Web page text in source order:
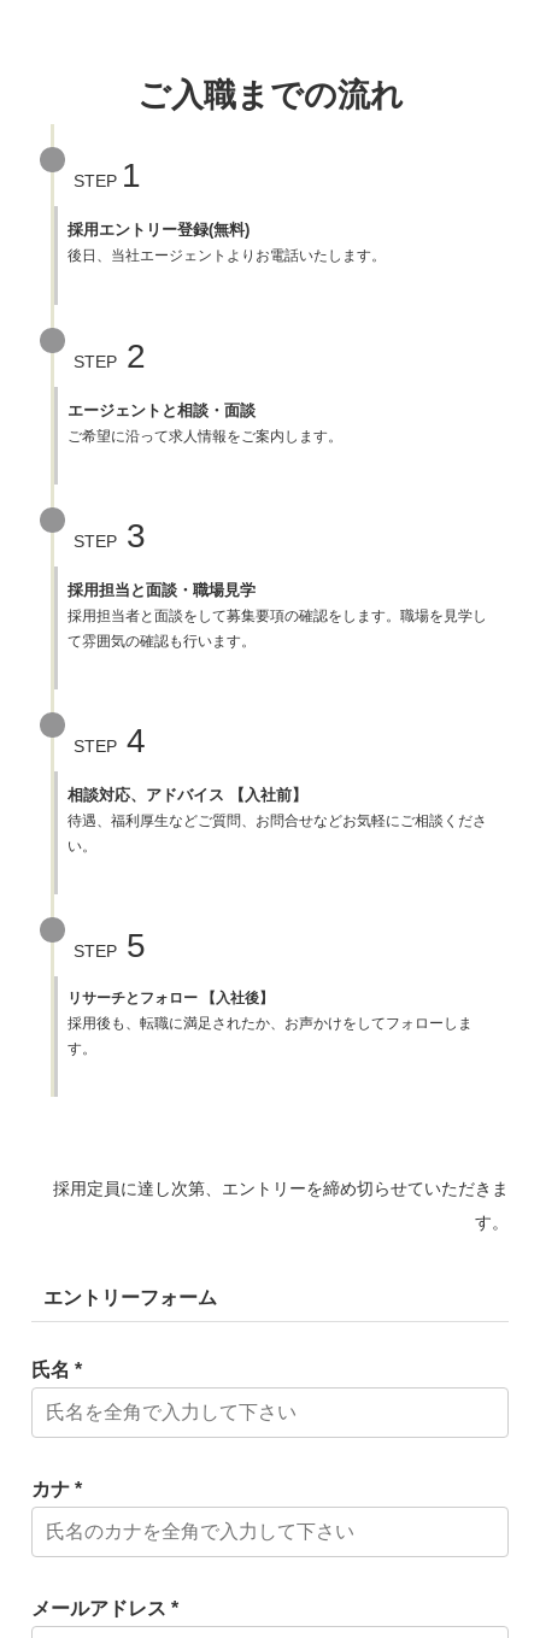
ご入職までの流れ
STEP 1
採用エントリー登録(無料)
後日、当社エージェントよりお電話いたします。
STEP 2
エージェントと相談・面談
ご希望に沿って求人情報をご案内します。
STEP 3
採用担当と面談・職場見学
採用担当者と面談をして募集要項の確認をします。職場を見学し
て雰囲気の確認も行います。
STEP 4
相談対応、アドバイス 【入社前】
待遇、福利厚生などご質問、お問合せなどお気軽にご相談くださ
い。
STEP 5
リサーチとフォロー 【入社後】
採用後も、転職に満足されたか、お声かけをしてフォローしま
す。
採用定員に達し次第、エントリーを締め切らせていただきま
す。
エントリーフォーム
氏名 *
カナ *
メールアドレス *